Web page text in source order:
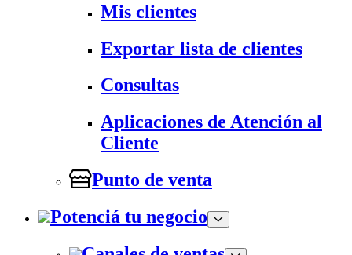
Mis clientes
Exportar lista de clientes
Consultas
Aplicaciones de Atención al
Cliente
Punto de venta
Potenciá tu negocio